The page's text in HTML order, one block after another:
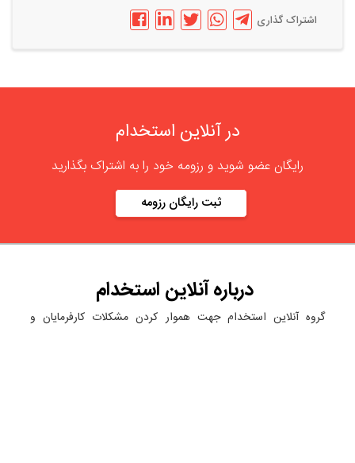
اشتراک گذاری
در آنلاین استخدام
رایگان عضو شوید و رزومه خود را به اشتراک بگذارید
ثبت رایگان رزومه
دربارهآنلاین استخدام
گروه آنلاین استخدام جهت هموار کردن مشکلات کارفرمایان و